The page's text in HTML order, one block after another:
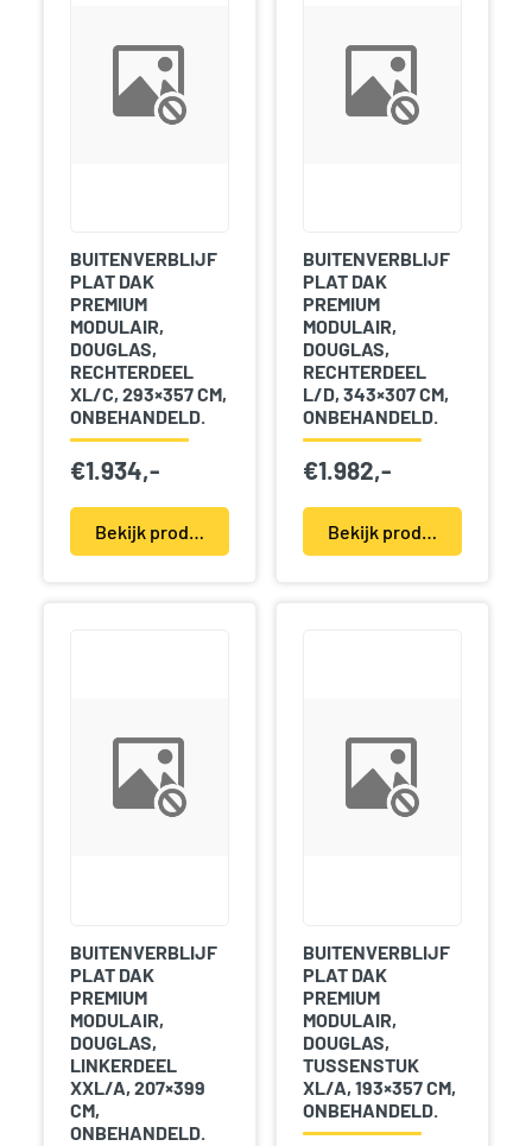
BUITENVERBLIJF
PLAT DAK
PREMIUM
MODULAIR,
DOUGLAS,
RECHTERDEEL
XL/C, 293×357 CM,
ONBEHANDELD.
€1.934,-
BUITENVERBLIJF
PLAT DAK
PREMIUM
MODULAIR,
DOUGLAS,
RECHTERDEEL
L/D, 343×307 CM,
ONBEHANDELD.
€1.982,-
BUITENVERBLIJF
PLAT DAK
PREMIUM
MODULAIR,
DOUGLAS,
LINKERDEEL
XXL/A, 207×399
CM,
ONBEHANDELD.
BUITENVERBLIJF
PLAT DAK
PREMIUM
MODULAIR,
DOUGLAS,
TUSSENSTUK
XL/A, 193×357 CM,
ONBEHANDELD.